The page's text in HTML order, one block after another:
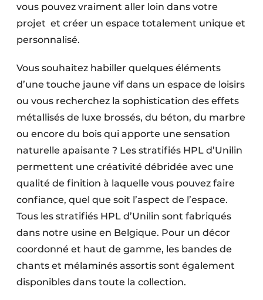
vous pouvez vraiment aller loin dans votre
projet et créer un espace totalement unique et
personnalisé.
Vous souhaitez habiller quelques éléments
d’une touche jaune vif dans un espace de loisirs
ou vous recherchez la sophistication des effets
métallisés de luxe brossés, du béton, du marbre
ou encore du bois qui apporte une sensation
naturelle apaisante ? Les stratifiés HPL d’Unilin
permettent une créativité débridée avec une
qualité de finition à laquelle vous pouvez faire
confiance, quel que soit l’aspect de l’espace.
Tous les stratifiés HPL d’Unilin sont fabriqués
dans notre usine en Belgique. Pour un décor
coordonné et haut de gamme, les bandes de
chants et mélaminés assortis sont également
disponibles dans toute la collection.